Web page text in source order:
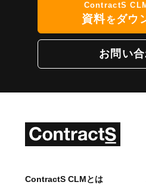
ContractS
資料をダウ
お問い
ContractS CLMとは